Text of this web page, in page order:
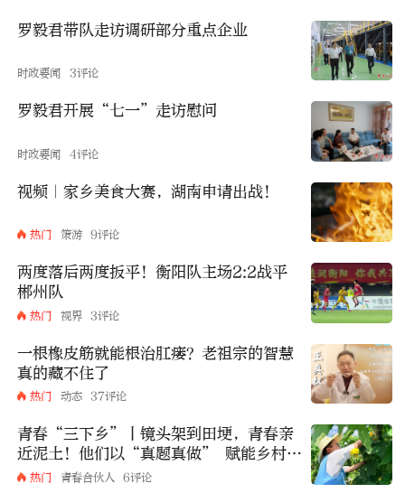
罗毅君带队走访调研部分重点企业
时政要闻 3评论
罗毅君开展“七一”走访慰问
时政要闻 4评论
视频｜家乡美食大赛，湖南申请出战！
热门 策游 9评论
两度落后两度扳平！衡阳队主场2:2战平
郴州队
热门 视界 3评论
一根橡皮筋就能根治肛瘘？老祖宗的智慧
真的藏不住了
热门 动态 37评论
青春“三下乡”丨镜头架到田埂，青春亲
近泥土！他们以“真题真做” 赋能乡村振
兴！
热门 青春合伙人 6评论